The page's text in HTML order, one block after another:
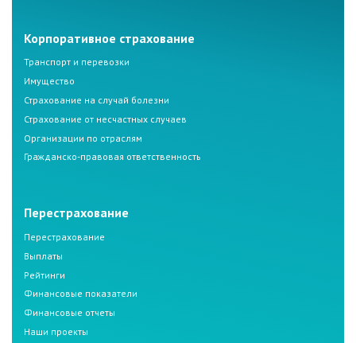
Корпоративное страхование
Транспорт и перевозки
Имущество
Страхование на случай болезни
Страхование от несчастных случаев
Организации по отраслям
Гражданско-правовая ответственность
Перестрахование
Перестрахование
Выплаты
Рейтинги
Финансовые показатели
Финансовые отчеты
Наши проекты